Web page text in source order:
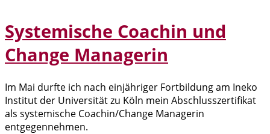
Systemische Coachin und
Change Managerin
Im Mai durfte ich nach einjähriger Fortbildung am Ineko
Institut der Universität zu Köln mein Abschlusszertifikat
als systemische Coachin/Change Managerin
entgegennehmen.